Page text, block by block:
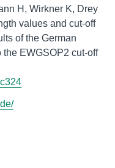
H, Wirkner K, Drey
values and cut-off
of the German
EWGSOP2 cut-off